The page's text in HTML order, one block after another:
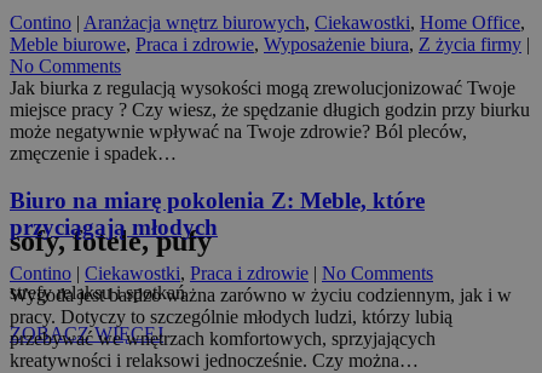
sofy, fotele, pufy
strefy relaksu i spotkań
ZOBACZ WIĘCEJ
Contino | Aranżacja wnętrz biurowych, Ciekawostki, Home Office,
Meble biurowe, Praca i zdrowie, Wyposażenie biura, Z życia firmy |
No Comments
Jak biurka z regulacją wysokości mogą zrewolucjonizować Twoje
miejsce pracy ? Czy wiesz, że spędzanie długich godzin przy biurku
może negatywnie wpływać na Twoje zdrowie? Ból pleców,
zmęczenie i spadek…
Biuro na miarę pokolenia Z: Meble, które
przyciągają młodych
Contino Ciekawostki, Praca i zdrowie
No Comments
Wygoda jest bardzo ważna zarówno w życiu codziennym, jak i w
pracy. Dotyczy to szczególnie młodych ludzi, którzy lubią
przebywać we wnętrzach komfortowych, sprzyjających
kreatywności i relaksowi jednocześnie. Czy można…